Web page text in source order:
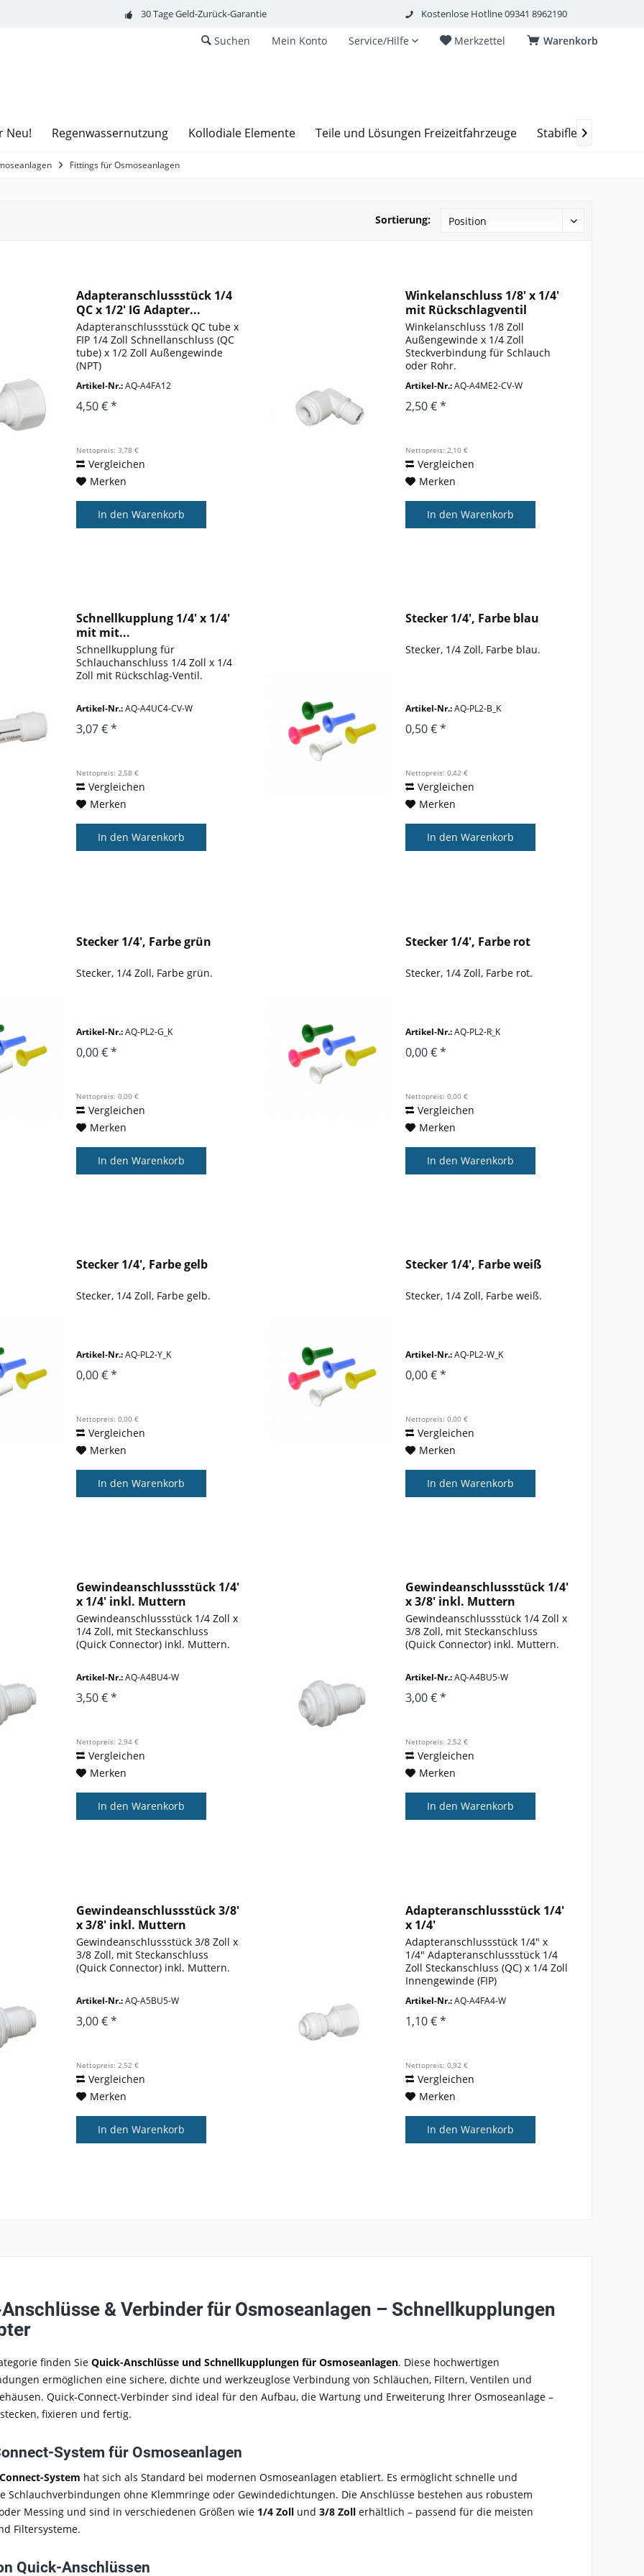
30 Tage Geld-Zurück-Garantie Kostenlose Hotline 09341 8962190
Warenkorb
Merkzettel
Service/Hilfe
Mein Konto
Suchen
Neu! Regenwassernutzung Kollodiale Elemente Teile und Lösungen Freizeitfahrzeuge Stabiflex
Fittings für Osmoseanlagen
Sortierung:
Adapteranschlussstück 1/4
QC x 1/2' IG Adapter...
Adapteranschlussstück QC tube x
FIP 1/4 Zoll Schnellanschluss (QC
tube) x 1/2 Zoll Außengewinde
(NPT)
Artikel-Nr.:AQ-A4FA12
4,50 € *
Nettopreis: 3,78 €
Vergleichen
Merken
In den Warenkorb
Winkelanschluss 1/8' x 1/4'
mit Rückschlagventil
Winkelanschluss 1/8 Zoll
Außengewinde x 1/4 Zoll
Steckverbindung für Schlauch
oder Rohr.
Artikel-Nr.:AQ-A4ME2-CV-W
2,50 € *
Nettopreis: 2,10 €
Vergleichen
Merken
In den Warenkorb
Schnellkupplung 1/4' x 1/4'
mit mit...
Schnellkupplung für
Schlauchanschluss 1/4 Zoll x 1/4
Zoll mit Rückschlag-Ventil.
Artikel-Nr.:AQ-A4UC4-CV-W
3,07 € *
Nettopreis: 2,58 €
Vergleichen
Merken
In den Warenkorb
Stecker 1/4', Farbe blau
Stecker, 1/4 Zoll, Farbe blau.
Artikel-Nr.:AQ-PL2-B_K
0,50 € *
Nettopreis: 0,42 €
Vergleichen
Merken
In den Warenkorb
Stecker 1/4', Farbe grün
Stecker, 1/4 Zoll, Farbe grün.
Artikel-Nr.:AQ-PL2-G_K
0,00 € *
Nettopreis: 0,00 €
Vergleichen
Merken
In den Warenkorb
Stecker 1/4', Farbe rot
Stecker, 1/4 Zoll, Farbe rot.
Artikel-Nr.:AQ-PL2-R_K
0,00 € *
Nettopreis: 0,00 €
Vergleichen
Merken
In den Warenkorb
Stecker 1/4', Farbe gelb
Stecker, 1/4 Zoll, Farbe gelb.
Artikel-Nr.:AQ-PL2-Y_K
0,00 € *
Nettopreis: 0,00 €
Vergleichen
Merken
In den Warenkorb
Stecker 1/4', Farbe weiß
Stecker, 1/4 Zoll, Farbe weiß.
Artikel-Nr.:AQ-PL2-W_K
0,00 € *
Nettopreis: 0,00 €
Vergleichen
Merken
In den Warenkorb
Gewindeanschlussstück 1/4'
x 1/4' inkl. Muttern
Gewindeanschlussstück 1/4 Zoll x
1/4 Zoll, mit Steckanschluss
(Quick Connector) inkl. Muttern.
Artikel-Nr.:AQ-A4BU4-W
3,50 € *
Nettopreis: 2,94 €
Vergleichen
Merken
In den Warenkorb
Gewindeanschlussstück 1/4'
x 3/8' inkl. Muttern
Gewindeanschlussstück 1/4 Zoll x
3/8 Zoll, mit Steckanschluss
(Quick Connector) inkl. Muttern.
Artikel-Nr.:AQ-A4BU5-W
3,00 € *
Nettopreis: 2,52 €
Vergleichen
Merken
In den Warenkorb
Gewindeanschlussstück 3/8'
x 3/8' inkl. Muttern
Gewindeanschlussstück 3/8 Zoll x
3/8 Zoll, mit Steckanschluss
(Quick Connector) inkl. Muttern.
Artikel-Nr.:AQ-A5BU5-W
3,00 € *
Nettopreis: 2,52 €
Vergleichen
Merken
In den Warenkorb
Adapteranschlussstück 1/4'
x 1/4'
Adapteranschlussstück 1/4" x
1/4" Adapteranschlussstück 1/4
Zoll Steckanschluss (QC) x 1/4 Zoll
Innengewinde (FIP)
Artikel-Nr.:AQ-A4FA4-W
1,10 € *
Nettopreis: 0,92 €
Vergleichen
Merken
In den Warenkorb
& Verbinder für Osmoseanlagen – Schnellkupplungen
finden Sie Quick-Anschlüsse und Schnellkupplungen für Osmoseanlagen. Diese hochwertigen
ermöglichen eine sichere, dichte und werkzeuglose Verbindung von Schläuchen, Filtern, Ventilen und
Quick-Connect-Verbinder sind ideal für den Aufbau, die Wartung und Erweiterung Ihrer Osmoseanlage –
fixieren und fertig.
System für Osmoseanlagen
System hat sich als Standard bei modernen Osmoseanlagen etabliert. Es ermöglicht schnelle und
Schlauchverbindungen ohne Klemmringe oder Gewindedichtungen. Die Anschlüsse bestehen aus robustem
Messing und sind in verschiedenen Größen wie 1/4 Zoll und 3/8 Zoll erhältlich – passend für die meisten
Filtersysteme.
Quick-Anschlüssen